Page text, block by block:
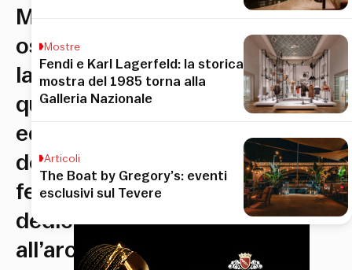
Medici
ospitano
la
quinta
edizione
del
festival
dedicato
all’architettura
Mostre
Fendi e Karl Lagerfeld: la storica
mostra del 1985 torna alla
Galleria Nazionale
Articoli
The Boat by Gregory’s: eventi
esclusivi sul Tevere